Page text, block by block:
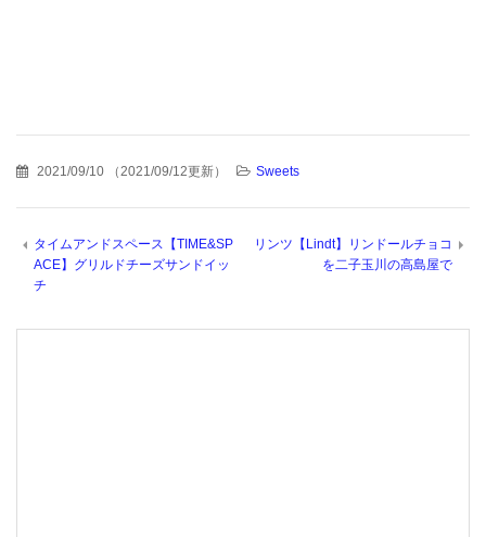
2021/09/10 （2021/09/12更新） Sweets
タイムアンドスペース【TIME&SP
ACE】グリルドチーズサンドイッ
チ
リンツ【Lindt】リンドールチョコ
を二子玉川の高島屋で